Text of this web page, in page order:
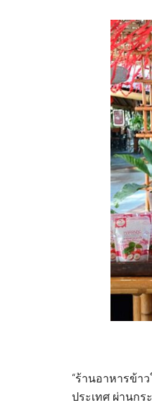
“ร้านอาหารข้า
ประเทศ ผ่านก